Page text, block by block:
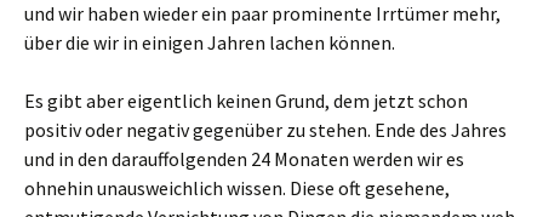
und wir haben wieder ein paar prominente Irrtümer mehr,
über die wir in einigen Jahren lachen können.
Es gibt aber eigentlich keinen Grund, dem jetzt schon
positiv oder negativ gegenüber zu stehen. Ende des Jahres
und in den darauffolgenden 24 Monaten werden wir es
ohnehin unausweichlich wissen. Diese oft gesehene,